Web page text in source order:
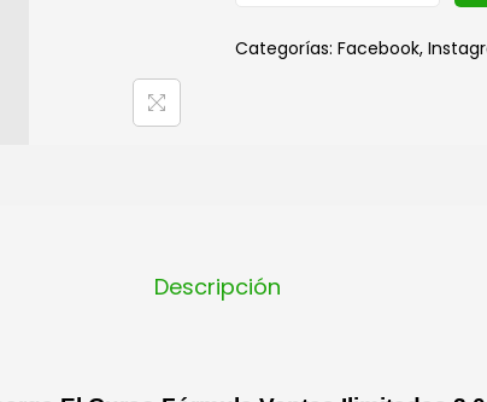
Categorías: Facebook,
Descripción